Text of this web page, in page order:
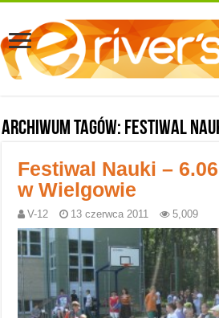
Archiwum tagów: Festiwal
Festiwal Nauki –
w Wielgowie
V-12 13 czerwca 2011 5,009